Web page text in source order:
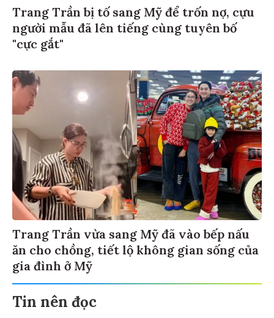
Trang Trần bị tố sang Mỹ để trốn nợ, cựu
người mẫu đã lên tiếng cùng tuyên bố
"cực gắt"
Trang Trần vừa sang Mỹ đã vào bếp nấu
ăn cho chồng, tiết lộ không gian sống của
gia đình ở Mỹ
Tin nên đọc